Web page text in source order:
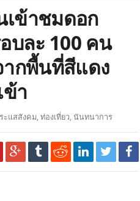
เข้าชมดอก
บละ 100 คน
กพื้นที่สีแดง
ข้า
ะแสสังคม,ท่องเที่ยว,นันทนาการ